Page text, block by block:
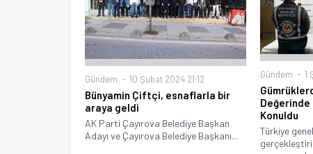
Gündem 10 Şubat 2024 21:12
Bünyamin Çiftçi, esnaflarla bir
araya geldi
AK Parti Çayırova Belediye Başkan
Adayı ve Çayırova Belediye Başkanı...
Gündem 1
Değerinde
Konuldu
Türkiye